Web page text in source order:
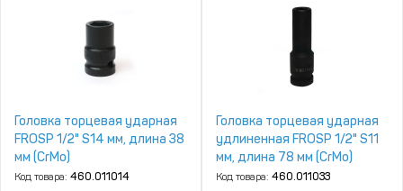
Головка торцевая ударная
FROSP 1/2" S14 мм, длина 38
мм (CrMo)
Код товара: 460.011014
Головка торцевая ударная
удлиненная FROSP 1/2" S11
мм, длина 78 мм (CrMo)
Код товара: 460.011033